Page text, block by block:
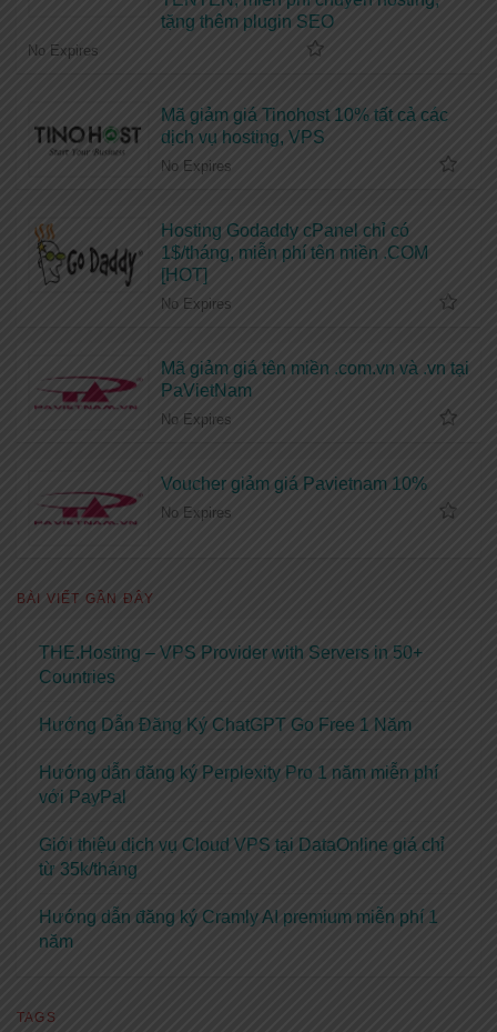
tặng thêm plugin SEO
No Expires
Mã giảm giá Tinohost 10% tất cả các
dịch vụ hosting, VPS
No Expires
Hosting Godaddy cPanel chỉ có
1$/tháng, miễn phí tên miền .COM
[HOT]
No Expires
Mã giảm giá tên miền .com.vn và .vn tại
PaVietNam
No Expires
Voucher giảm giá Pavietnam 10%
No Expires
BÀI VIẾT GẦN ĐÂY
THE.Hosting – VPS Provider with Servers in 50+
Countries
Hướng Dẫn Đăng Ký ChatGPT Go Free 1 Năm
Hướng dẫn đăng ký Perplexity Pro 1 năm miễn phí
với PayPal
Giới thiệu dịch vụ Cloud VPS tại DataOnline giá chỉ
từ 35k/tháng
Hướng dẫn đăng ký Cramly AI premium miễn phí 1
năm
TAGS